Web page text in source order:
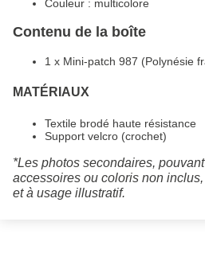
Couleur : multicolore
Contenu de la boîte
1 x Mini-patch 987 (Polynésie
MATÉRIAUX
Textile brodé haute résistance
Support velcro (crochet)
*Les photos secondaires,
accessoires ou coloris non
et à usage illustratif.